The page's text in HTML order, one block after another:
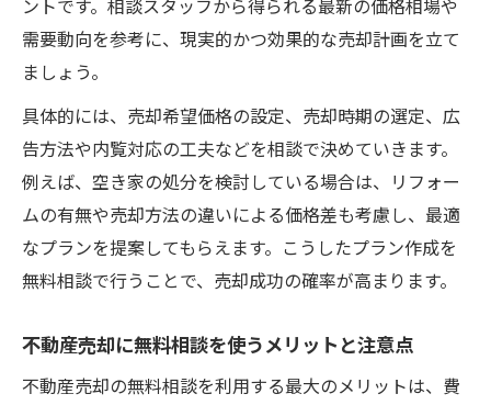
ントです。相談スタッフから得られる最新の価格相場や
需要動向を参考に、現実的かつ効果的な売却計画を立て
ましょう。
具体的には、売却希望価格の設定、売却時期の選定、広
告方法や内覧対応の工夫などを相談で決めていきます。
例えば、空き家の処分を検討している場合は、リフォー
ムの有無や売却方法の違いによる価格差も考慮し、最適
なプランを提案してもらえます。こうしたプラン作成を
無料相談で行うことで、売却成功の確率が高まります。
不動産売却に無料相談を使うメリットと注意点
不動産売却の無料相談を利用する最大のメリットは、費